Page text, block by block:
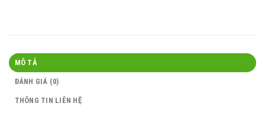
MÔ TẢ
ĐÁNH GIÁ (0)
THÔNG TIN LIÊN HỆ